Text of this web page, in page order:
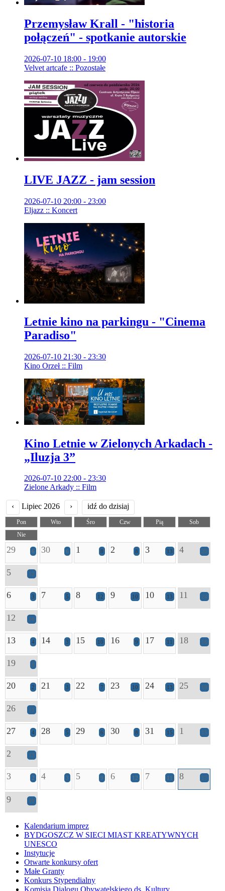
Przemysław Krall - "historia
połączeń" - spotkanie autorskie
2026-07-10 18:00 - 19:00
Velvet artcafe :: Pozostałe
LIVE JAZZ - jam session
2026-07-10 20:00 - 23:00
Eljazz :: Koncert
Letnie kino na parkingu - "Cinema
Paradiso"
2026-07-10 21:30 - 23:30
Kino Orzeł :: Film
Kino Letnie w Zielonych Arkadach -
„Iluzja 3”
2026-07-10 22:00 - 23:30
Zielone Arkady :: Film
‹ Lipiec 2026 › idź do dzisiaj
Pon Wto Śro Czw Pią
Sob
Nie
29 6 30 6 1 8 2 8 3 13 4 20
5 12
6 3 7 5 8 12 9 10 10 13 11 24
12 16
13 4 14 3 15 10 16 9 17 11 18 16
19 8
20 2 21 3 22 7 23 10 24 13 25 19
26 11
27 4 28 5 29 6 30 8 31 15 1 15
2 13
3 2 4 3 5 9 6 12 7 11 8 17
9 10
Kalendarium imprez
BYDGOSZCZ W SIECI MIAST KREATYWNYCH
UNESCO
Instytucje
Otwarte konkursy ofert
Małe Granty
Konkurs Stypendialny
Komisja Dialogu Obywatelskiego ds. Kultury